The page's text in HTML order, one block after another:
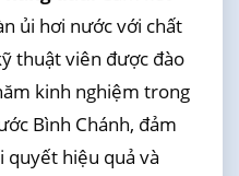
ủi hơi nước với chất
thuật viên được đào
kinh nghiệm trong
Bình Chánh, đảm
quyết hiệu quả và